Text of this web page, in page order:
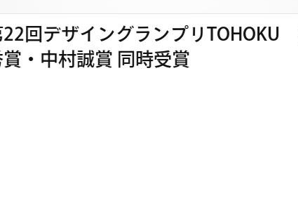
イングランプリTOHOKU 最優
誠賞 同時受賞